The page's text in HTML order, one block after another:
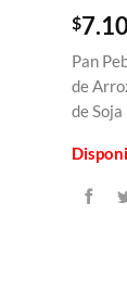
$
Pan
de
de Soja